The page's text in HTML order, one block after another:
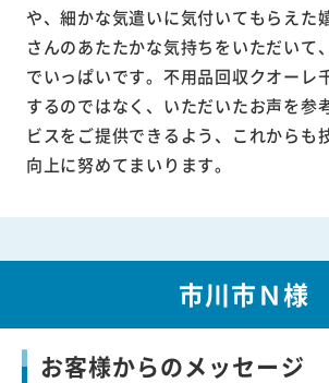
や、細かな気遣いに気付いてもらえた
さんのあたたかな気持ちをいただいて
でいっぱいです。不用品回収クオーレ
するのではなく、いただいたお声を参
ビスをご提供できるよう、これからも
向上に努めてまいります。
市川市Ｎ様
お客様からのメッセージ